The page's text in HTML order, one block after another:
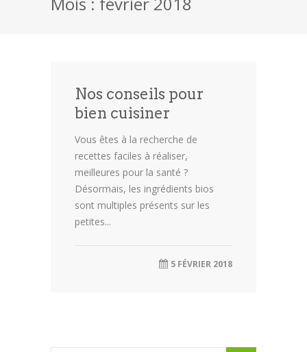
Biscuits
Chocolat
Pâtisserie
Toutes nos recettes
Nos conseils pour
bien cuisiner
Vous êtes à la recherche de
recettes faciles à réaliser,
meilleures pour la santé ?
Désormais, les ingrédients bios
sont multiples présents sur les
petites...
5 FÉVRIER 2018